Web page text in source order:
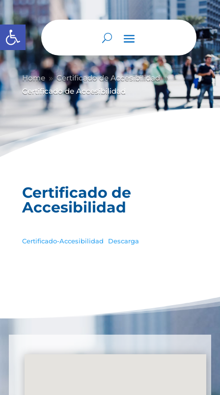
Abrir barra de herramientas
Home 9 Certificado de Accesibilidad 9
Certificado de Accesibilidad
Certificado de
Accesibilidad
Certificado-Accesibilidad Descarga